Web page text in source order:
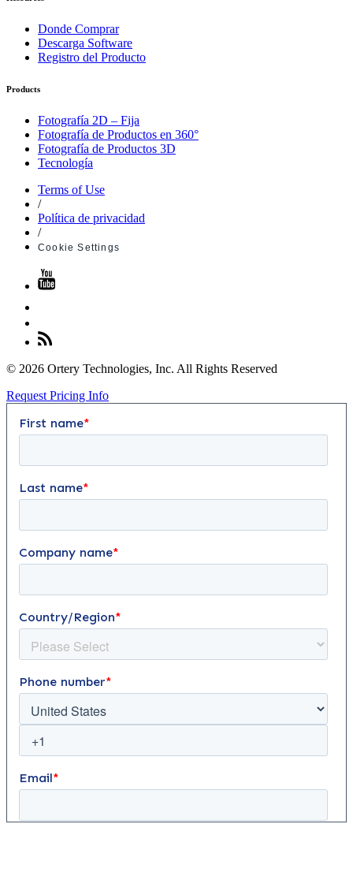
Donde Comprar
Descarga Software
Registro del Producto
Products
Fotografía 2D – Fija
Fotografía de Productos en 360°
Fotografía de Productos 3D
Tecnología
Terms of Use
/
Política de privacidad
/
Cookie Settings
© 2026 Ortery Technologies, Inc. All Rights Reserved
Request Pricing Info